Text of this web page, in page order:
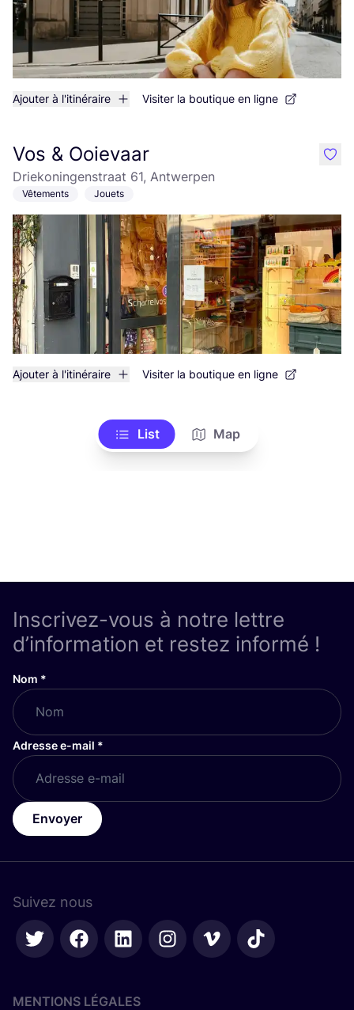
Ajouter à l'itinéraire Visiter la boutique en ligne
Vos & Ooievaar
Driekoningenstraat 61, Antwerpen
Vêtements Jouets
Ajouter à l'itinéraire Visiter la boutique en ligne
like
List Map
Inscrivez-vous à notre lettre
d’information et restez informé !
Nom *
Adresse e-mail *
Envoyer
Suivez nous
MENTIONS LÉGALES